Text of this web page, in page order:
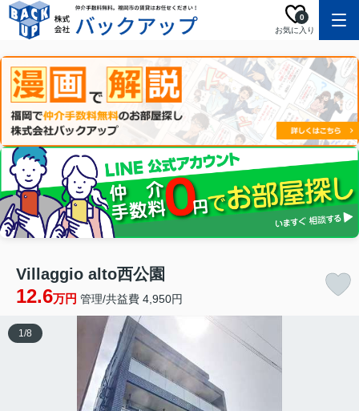
お気に入り
0
Villaggio alto西公園
12.6万円 管理/共益費 4,950円
1/8